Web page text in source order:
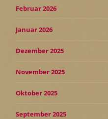
Februar 2026
Januar 2026
Dezember 2025
November 2025
Oktober 2025
September 2025